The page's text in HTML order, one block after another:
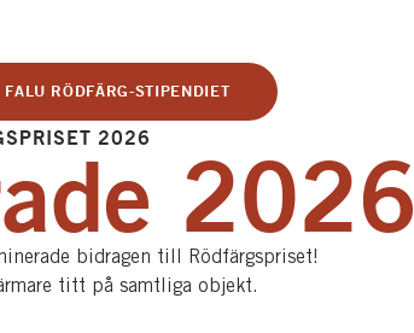
FALU RÖDFÄRG-STIPENDIET
2026 2026
bidragen till Rödfärgspriset!
titt på samtliga objekt.